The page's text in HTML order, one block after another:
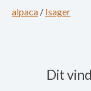
alpaca / Isager
Dit